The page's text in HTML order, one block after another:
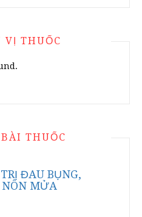
THUỐC
THUỐC
ĐAU BỤNG,
NÔN MỬA